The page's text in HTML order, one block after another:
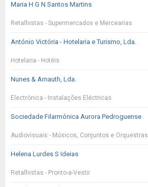
Maria H G N Santos Martins
Retalhistas - Supermercados e Mercearias
António Victória - Hotelaria e Turismo, Lda.
Hotelaria - Hotéis
Nunes & Arnauth, Lda.
Electrónica - Instalações Eléctricas
Sociedade Filarmónica Aurora Pedroguense
Audiovisuais - Músicos, Conjuntos e Orquestras
Helena Lurdes S Ideias
Retalhistas - Pronto-a-Vestir